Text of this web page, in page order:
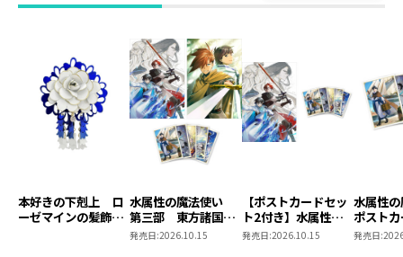
本好きの下剋上 ロ
ーゼマインの髪飾り
水属性の魔法使い
第三部 東方諸国編
8 同時発売まとめ
発売日:2026.10.15
【ポストカードセッ
ト2付き】水属性の
魔法使い 第三部
発売日:2026.10.15
水属性
ポスト
2
発売日: